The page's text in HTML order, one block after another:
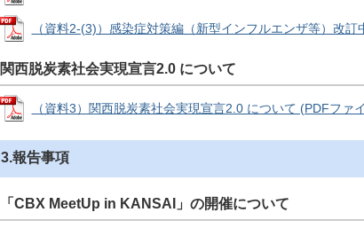
（資料2-(3)）感染症対策編（新型インフルエンザ等）改
関西脱炭素社会実現宣言2.0 について
（資料3）関西脱炭素社会実現宣言2.0 について (PDFファ
3.報告事項
「CBX MeetUp in KANSAI」の開催について